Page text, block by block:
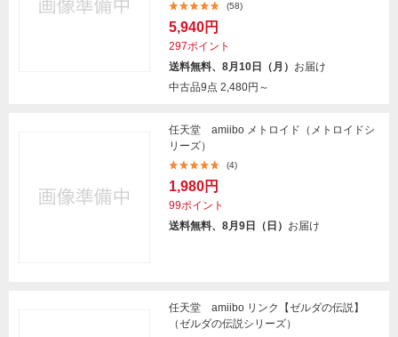
(58)
5,940円
297ポイント
送料無料、8月10日（月） お届け
中古品9点 2,480円～
任天堂 amiibo メトロイド（メトロイドシ
リーズ）
(4)
1,980円
99ポイント
送料無料、8月9日（日） お届け
任天堂 amiibo リンク【ゼルダの伝説】
（ゼルダの伝説シリーズ）